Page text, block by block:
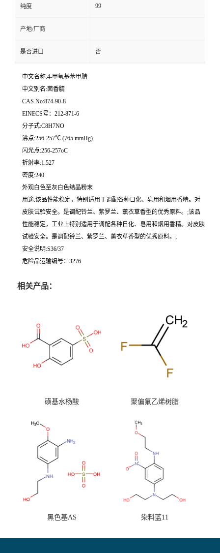
纯度 99
产地/厂商
是否进口 否
中文名称:4-甲氧基苯甲腈
中文别名:茴香腈
CAS No:874-90-8
EINECS号：212-871-6
分子式:C8H7NO
沸点:256-257℃ (765 mmHg)
闪光点:256-257oC
折射率:1.527
密度:240
外观白色至灰白色结晶粉末
用途:该品性能稳定，特别适用于调配各种日化、皂用和烟用香精。对
皮肤试验安全。是调配铃兰、紫罗兰、薰衣草香型的优秀原料。;该品
性能稳定，工业上特别适用于调配各种日化、皂用和烟用香精。对皮肤
试验安全。是调配铃兰、紫罗兰、薰衣草香型的优秀原料。;
安全说明:S36/37
危险品运输编号：3276
相关产品：
磺基水杨酸 聚偏氟乙烯树脂
黑色基AS 染料蓝11